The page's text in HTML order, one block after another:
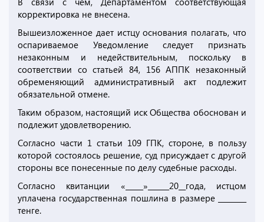
корректировка не внесена.
Вышеизложенное дает истцу основания полагать, что
оспариваемое Уведомление следует признать
незаконным и недействительным, поскольку в
соответствии со статьей 84, 156 АППК незаконный
обременяющий административный акт подлежит
обязательной отмене.
Таким образом, настоящий иск Общества обоснован и
подлежит удовлетворению.
Согласно части 1 статьи 109 ГПК, стороне, в пользу
которой состоялось решение, суд присуждает с другой
стороны все понесенные по делу судебные расходы.
Согласно квитанции «_____»______20__года, истцом
уплачена государственная пошлина в размере ________
тенге.